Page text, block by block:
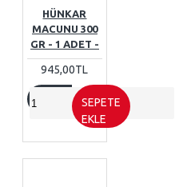
HÜNKAR
MACUNU 300
GR - 1 ADET -
945,00TL
SEPETE
EKLE